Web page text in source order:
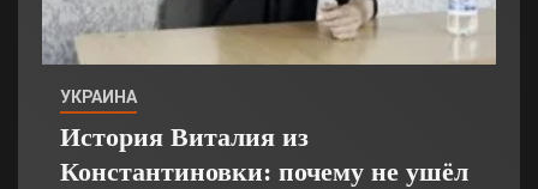
УКРАИНА
История Виталия из
Константиновки: почему не ушёл